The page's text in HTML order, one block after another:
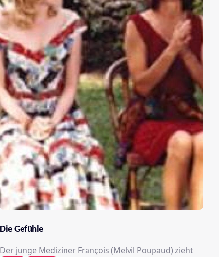
Die Gefühle
Der junge Mediziner François (Melvil Poupaud) zieht